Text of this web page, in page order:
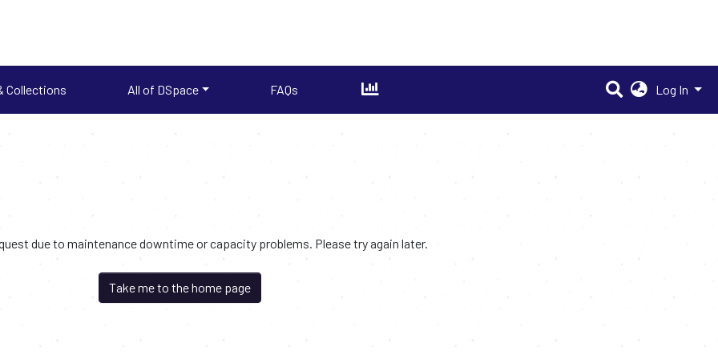
Collections All of DSpace FAQs Log In
due to maintenance downtime or capacity problems. Please try again later.
Take me to the home page